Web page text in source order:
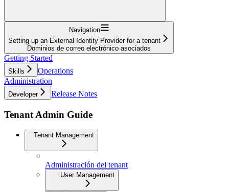
Navigation
Setting up an External Identity Provider for a tenant
Dominios de correo electrónico asociados
Getting Started
Skills
Operations
Administration
Developer Release Notes
Tenant Admin Guide
Tenant Management
Administración del tenant
User Management